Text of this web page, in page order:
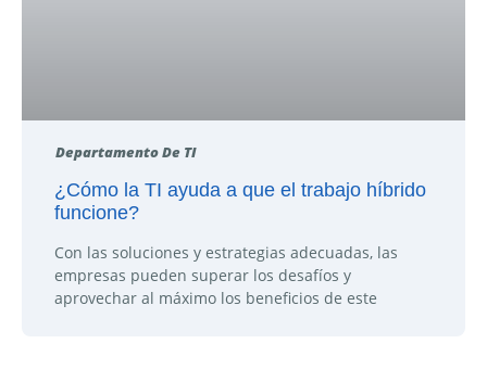
Departamento De TI
¿Cómo la TI ayuda a que el trabajo híbrido
funcione?
Con las soluciones y estrategias adecuadas, las
empresas pueden superar los desafíos y
aprovechar al máximo los beneficios de este